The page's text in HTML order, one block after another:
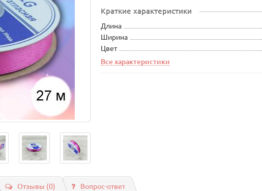
Краткие характеристики
Длина
Ширина
Цвет
Все характеристики
Отзывы (0) Вопрос-ответ